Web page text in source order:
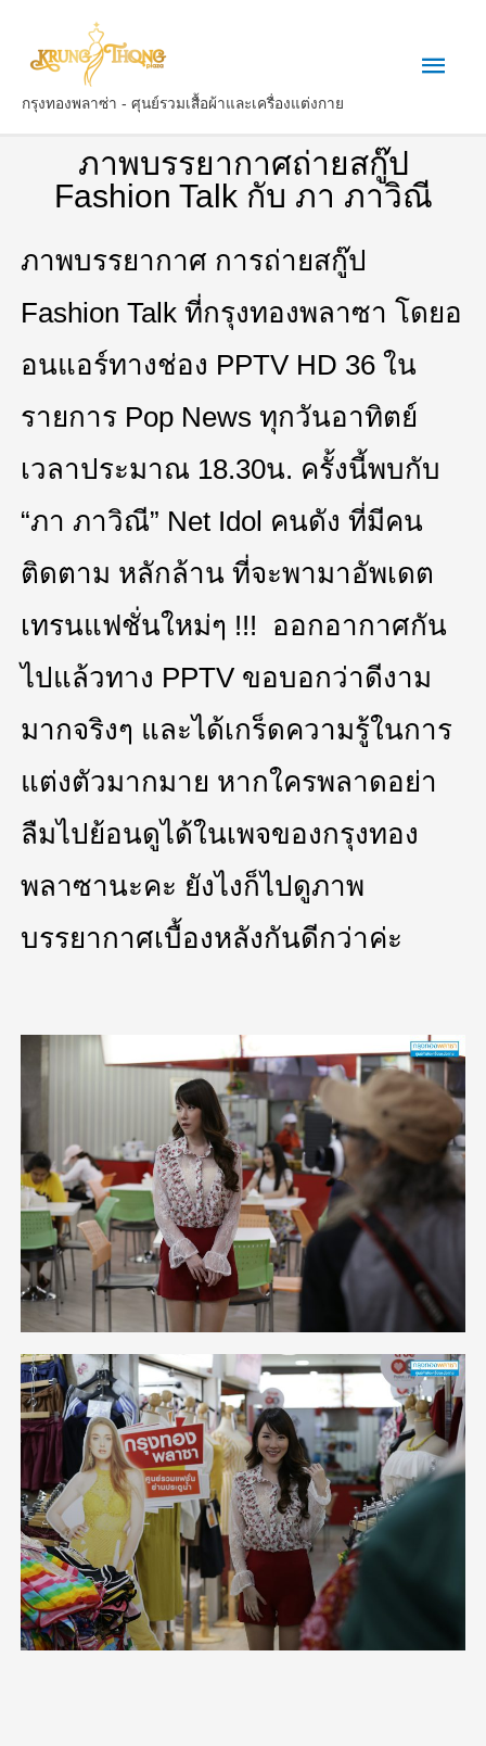
กรุงทองพลาซ่า - ศุนย์รวมเสื้อผ้าและเครื่องแต่งกาย
ภาพบรรยากาศถ่ายสกู๊ป
Fashion Talk กับ ภา ภาวิณี
ภาพบรรยากาศ การถ่ายสกู๊ป
Fashion Talk ที่กรุงทองพลาซา โดยอ
อนแอร์ทางช่อง PPTV HD 36 ใน
รายการ Pop News ทุกวันอาทิตย์
เวลาประมาณ 18.30น. ครั้งนี้พบกับ
“ภา ภาวิณี” Net Idol คนดัง ที่มีคน
ติดตาม หลักล้าน ที่จะพามาอัพเดต
เทรนแฟชั่นใหม่ๆ !!! ออกอากาศกัน
ไปแล้วทาง PPTV ขอบอกว่าดีงาม
มากจริงๆ และได้เกร็ดความรู้ในการ
แต่งตัวมากมาย หากใครพลาดอย่า
ลืมไปย้อนดูได้ในเพจของกรุงทอง
พลาซานะคะ ยังไงก็ไปดูภาพ
บรรยากาศเบื้องหลังกันดีกว่าค่ะ